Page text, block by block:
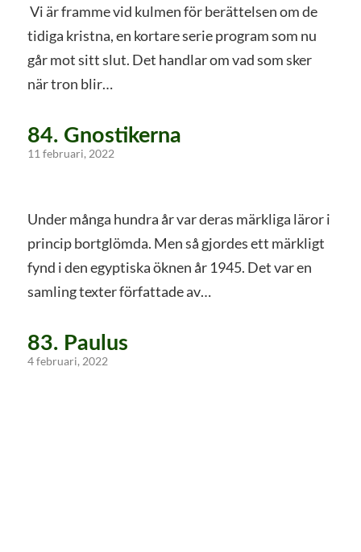
Vi är framme vid kulmen för berättelsen om de
tidiga kristna, en kortare serie program som nu
går mot sitt slut. Det handlar om vad som sker
när tron blir…
84. Gnostikerna
11 februari, 2022
Under många hundra år var deras märkliga läror i
princip bortglömda. Men så gjordes ett märkligt
fynd i den egyptiska öknen år 1945. Det var en
samling texter författade av…
83. Paulus
4 februari, 2022